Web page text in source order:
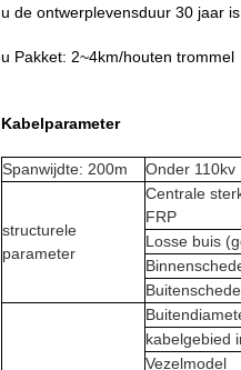
u de ontwerplevensduur 30 jaar is
u Pakket: 2~4km/houten trommel
Kabelparameter
Spanwijdte: 200m Onder 110kv
structurele
parameter
Centrale
FRP
Losse buis
kabelgebied
Vezelmodel